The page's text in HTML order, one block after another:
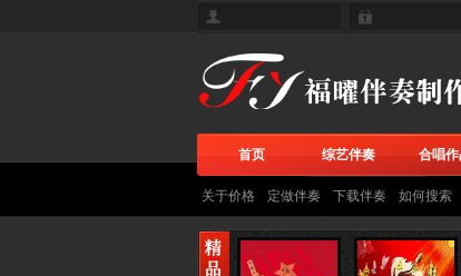
首页 综艺伴奏 合唱作
关于价格 定做伴奏 下载伴奏 如何搜索